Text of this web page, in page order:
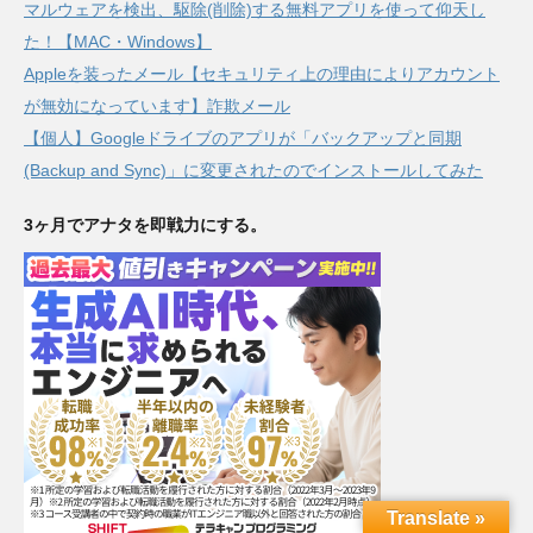
マルウェアを検出、駆除(削除)する無料アプリを使って仰天し
た！【MAC・Windows】
Appleを装ったメール【セキュリティ上の理由によりアカウント
が無効になっています】詐欺メール
【個人】Googleドライブのアプリが「バックアップと同期
(Backup and Sync)」に変更されたのでインストールしてみた
3ヶ月でアナタを即戦力にする。
Translate »